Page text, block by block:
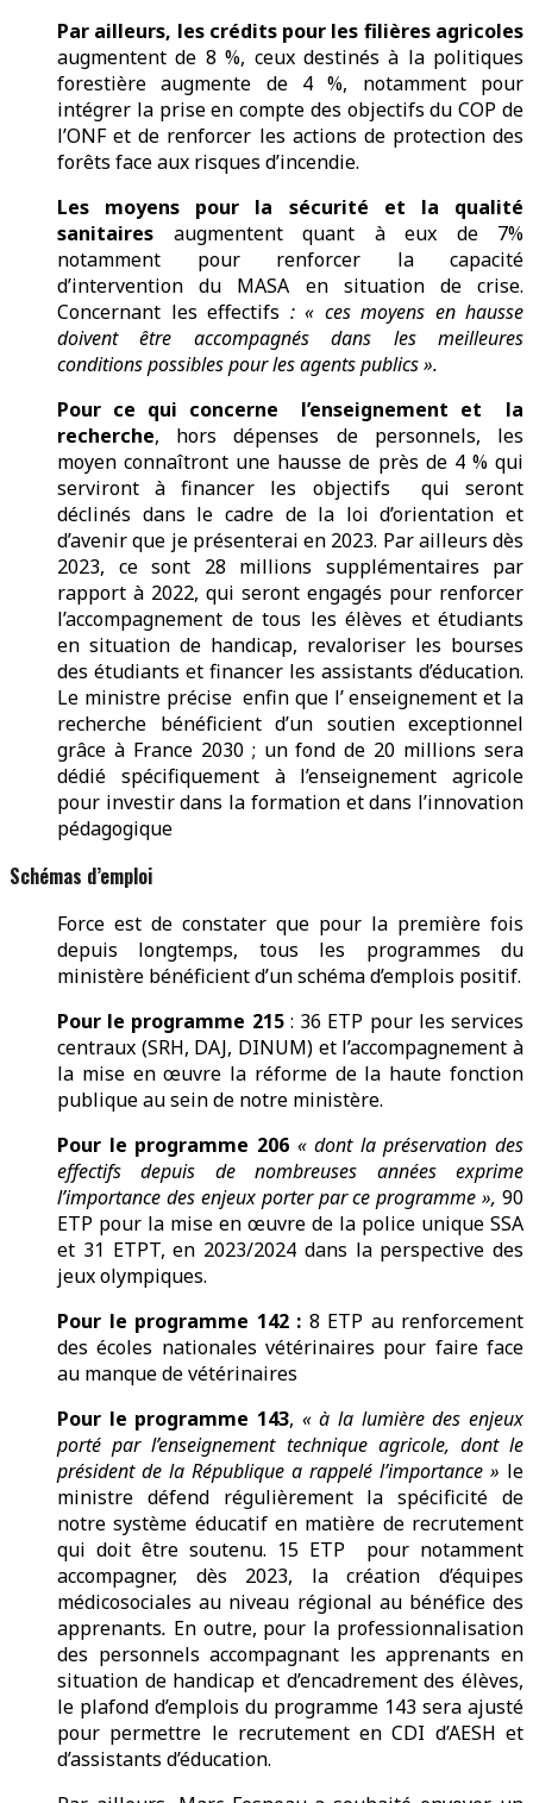
Par ailleurs, les crédits pour les filières agricoles
augmentent de 8 %, ceux destinés à la politiques
forestière augmente de 4 %, notamment pour
intégrer la prise en compte des objectifs du COP de
l’ONF et de renforcer les actions de protection des
forêts face aux risques d’incendie.
Les moyens pour la sécurité et la qualité
sanitaires augmentent quant à eux de 7%
notamment pour renforcer la capacité
d’intervention du MASA en situation de crise.
Concernant les effectifs : « ces moyens en hausse
doivent être accompagnés dans les meilleures
conditions possibles pour les agents publics ».
Pour ce qui concerne l’enseignement et la
recherche, hors dépenses de personnels, les
moyen connaîtront une hausse de près de 4 % qui
serviront à financer les objectifs qui seront
déclinés dans le cadre de la loi d’orientation et
d’avenir que je présenterai en 2023. Par ailleurs dès
2023, ce sont 28 millions supplémentaires par
rapport à 2022, qui seront engagés pour renforcer
l’accompagnement de tous les élèves et étudiants
en situation de handicap, revaloriser les bourses
des étudiants et financer les assistants d’éducation.
Le ministre précise enfin que l’ enseignement et la
recherche bénéficient d’un soutien exceptionnel
grâce à France 2030 ; un fond de 20 millions sera
dédié spécifiquement à l’enseignement agricole
pour investir dans la formation et dans l’innovation
pédagogique
Schémas d’emploi
Force est de constater que pour la première fois
depuis longtemps, tous les programmes du
ministère bénéficient d’un schéma d’emplois positif.
Pour le programme 215: 36 ETP pour les services
centraux (SRH, DAJ, DINUM) et l’accompagnement à
la mise en œuvre la réforme de la haute fonction
publique au sein de notre ministère.
Pour le programme 206« dont la préservation des
effectifs depuis de nombreuses années exprime
l’importance des enjeux porter par ce programme », 90
ETP pour la mise en œuvre de la police unique SSA
et 31 ETPT, en 2023/2024 dans la perspective des
jeux olympiques.
Pour le programme 142 : 8 ETP au renforcement
des écoles nationales vétérinaires pour faire face
au manque de vétérinaires
Pour le programme 143, « à la lumière des enjeux
porté par l’enseignement technique agricole, dont le
président de la République a rappelé l’importance » le
ministre défend régulièrement la spécificité de
notre système éducatif en matière de recrutement
qui doit être soutenu. 15 ETP pour notamment
accompagner, dès 2023, la création d’équipes
médicosociales au niveau régional au bénéfice des
apprenants. En outre, pour la professionnalisation
des personnels accompagnant les apprenants en
situation de handicap et d’encadrement des élèves,
le plafond d’emplois du programme 143 sera ajusté
pour permettre le recrutement en CDI d’AESH et
d’assistants d’éducation.